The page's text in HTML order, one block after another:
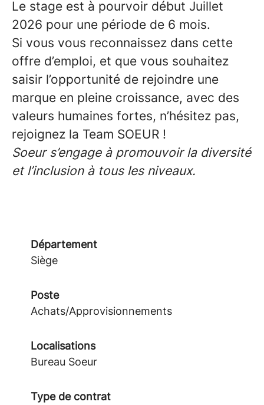
Le stage est à pourvoir début Juillet
2026 pour une période de 6 mois.
Si vous vous reconnaissez dans cette
offre d’emploi, et que vous souhaitez
saisir l’opportunité de rejoindre une
marque en pleine croissance, avec des
valeurs humaines fortes, n’hésitez pas,
rejoignez la Team SOEUR !
Soeur s’engage à promouvoir la diversité
et l’inclusion à tous les niveaux.
Département
Siège
Poste
Achats/Approvisionnements
Localisations
Bureau Soeur
Type de contrat